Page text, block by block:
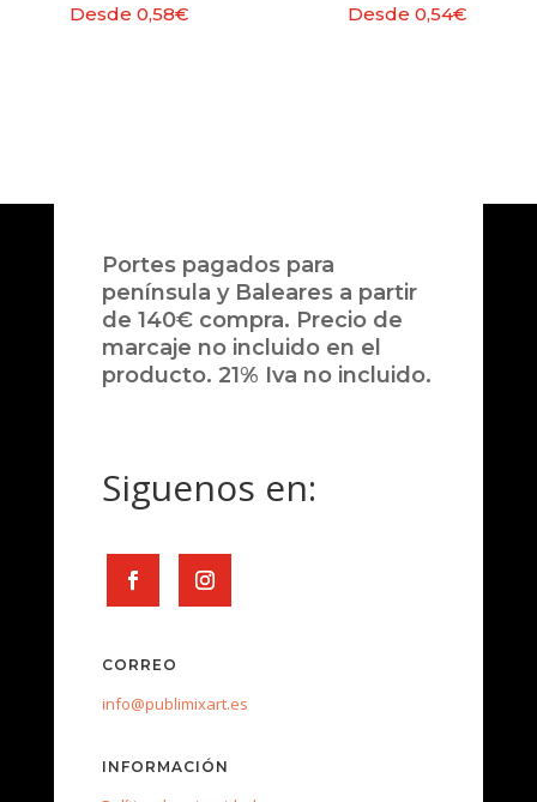
Desde 0,58€ Desde0,54€
Portes pagados para
península y Baleares a partir
de 140€ compra. Precio de
marcaje no incluido en el
producto. 21% Iva no incluido.
Siguenos en:
CORREO
info@publimixart.es
INFORMACIÓN